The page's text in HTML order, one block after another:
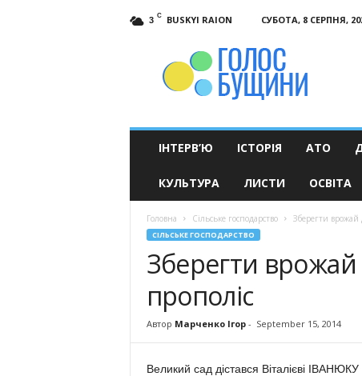
3 C BUSKYI RAION СУБОТА, 8 СЕРПНЯ,
ІНТЕРВ’Ю ІСТОРІЯ АТО
КУЛЬТУРА ЛИСТИ ОСВІТА
Головна Сільське господарство Зберегти врожай
СІЛЬСЬКЕ ГОСПОДАРСТВО
Зберегти
прополіс
Автор Марченко Ігор- September 15, 2014
Великий сад дістався Віталієві